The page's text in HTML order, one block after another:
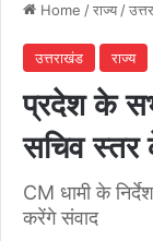
Home /राज्य/
उत्तराखंड राज्य
प्रदेश के
सचिव स्तर
CM धामी के
करेंगे संवाद